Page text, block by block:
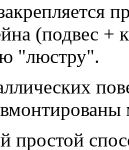
(подвес +
"люстру".
простой